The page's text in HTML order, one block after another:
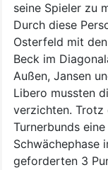
seine Spieler zu
Durch diese
Osterfeld mit
Beck im
Außen, Jansen
Libero mussten
verzichten. Trotz
Turnerbunds
Schwächephase
geforderten 3